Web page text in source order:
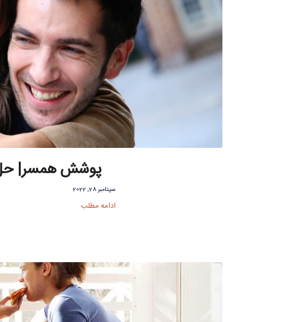
پوشش همسر| حل
سپتامبر 28, 2022
ادامه مطلب